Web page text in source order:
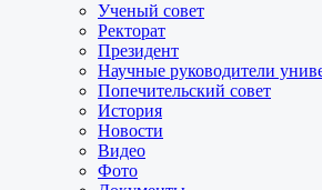
Ученый совет
Ректорат
Президент
Научные руководители
Попечительский совет
История
Новости
Видео
Фото